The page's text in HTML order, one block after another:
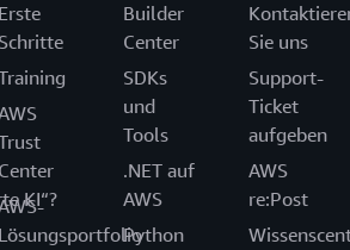
KI“?
Erste
Schritte
Center
Lösungsportfolio
Builder
Center
SDKs
und
Tools
.NET auf
AWS
Python
Sie uns
Support-
Ticket
aufgeben
AWS
re:Post